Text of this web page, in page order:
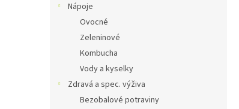
Nápoje
Ovocné
Zeleninové
Kombucha
Vody a kyselky
Zdravá a spec. výživa
Bezobalové potraviny